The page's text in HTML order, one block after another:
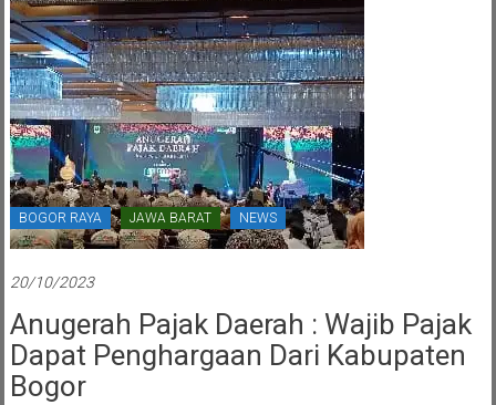
BOGOR RAYA JAWA BARAT NEWS
20/10/2023
Anugerah Pajak Daerah : Wajib Pajak
Dapat Penghargaan Dari Kabupaten
Bogor